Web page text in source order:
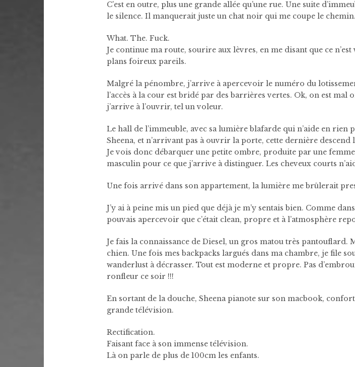
C’est en outre, plus une grande allée qu’une rue. Une suite
le silence. Il manquerait juste un chat noir qui me coupe le chemin.
What. The. Fuck.
Je continue ma route, sourire aux lèvres, en me disant que ce
plans foireux pareils.
Malgré la pénombre, j’arrive à apercevoir le numéro du
l’accès à la cour est bridé par des barrières vertes. Ok, on est mal
j’arrive à l’ouvrir, tel un voleur.
Le hall de l’immeuble, avec sa lumière blafarde qui n’aide en
Sheena, et n’arrivant pas à ouvrir la porte, cette dernière descend
Je vois donc débarquer une petite ombre, produite par une
masculin pour ce que j’arrive à distinguer. Les cheveux courts
Une fois arrivé dans son appartement, la lumière me brûlerait
J’y ai à peine mis un pied que déjà je m’y sentais bien. Comme
pouvais apercevoir que c’était clean, propre et à l’atmosphère
Je fais la connaissance de Diesel, un gros matou très pantouflard.
chien. Une fois mes backpacks largués dans ma chambre, je file
wanderlust à décrasser. Tout est moderne et propre. Pas
ronfleur ce soir !!!
En sortant de la douche, Sheena pianote sur son macbook,
grande télévision.
Rectification.
Faisant face à son immense télévision.
Là on parle de plus de 100cm les enfants.